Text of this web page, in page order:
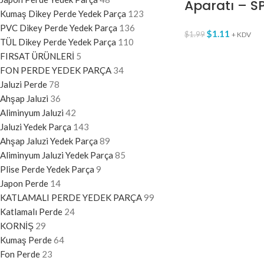
Kumaş Dikey Perde Yedek Parça 123
PVC Dikey Perde Yedek Parça 136
TÜL Dikey Perde Yedek Parça 110
FIRSAT ÜRÜNLERİ 5
FON PERDE YEDEK PARÇA 34
Jaluzi Perde 78
Ahşap Jaluzi 36
Aliminyum Jaluzi 42
Jaluzi Yedek Parça 143
Ahşap Jaluzi Yedek Parça 89
Aliminyum Jaluzi Yedek Parça 85
Plise Perde Yedek Parça 9
Japon Perde 14
KATLAMALI PERDE YEDEK PARÇA99
Katlamalı Perde 24
KORNİŞ 29
Kumaş Perde64
Fon Perde 23
Aparatı –
$1.99$1.11 + KDV